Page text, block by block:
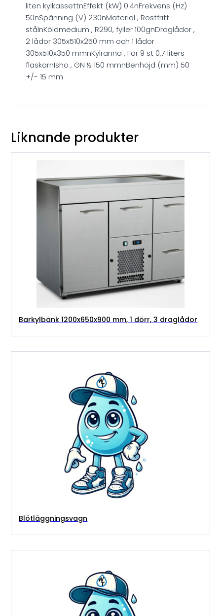
liten kylkassettnEffekt (kW) 0.4nFrekvens (Hz)
50nSpänning (V) 230nMaterial , Rostfritt
stålnKöldmedium , R290, fyller 100gnDraglådor ,
2 lådor 305x510x250 mm och 1 lådor
305x510x350 mmnKylränna , För 9 st 0,7 liters
flaskornIsho , GN ½ 150 mmnBenhöjd (mm) 50
+/- 15 mm
Liknande produkter
Barkylbänk 1200x650x900 mm, 1 dörr, 3 draglådor
Blötläggningsvagn